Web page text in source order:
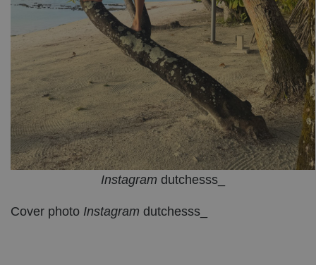
Instagram dutchesss_
Cover photo Instagram dutchesss_